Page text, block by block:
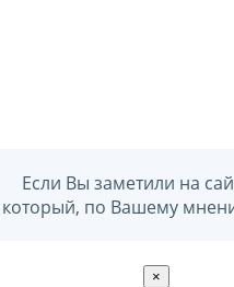
Если Вы заметили на
который, по Вашему
×